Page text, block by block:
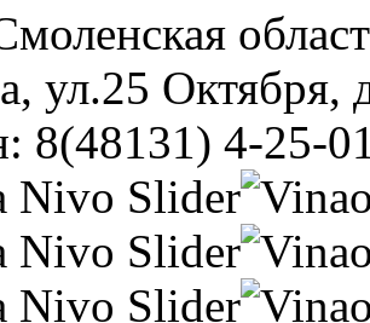
ул.25 Октября,
8(48131) 4-25-